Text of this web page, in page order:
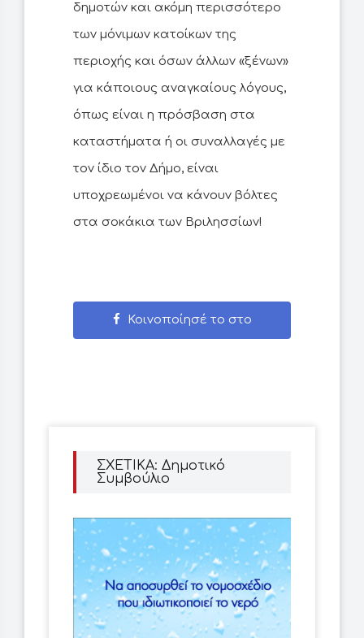
δημοτών και ακόμη περισσότερο
των μόνιμων κατοίκων της
περιοχής και όσων άλλων «ξένων»
για κάποιους αναγκαίους λόγους,
όπως είναι η πρόσβαση στα
καταστήματα ή οι συναλλαγές με
τον ίδιο τον Δήμο, είναι
υποχρεωμένοι να κάνουν βόλτες
στα σοκάκια των Βριλησσίων!
Κοινοποίησέ το στο
ΣΧΕΤΙΚΑ: Δημοτικό
Συμβούλιο